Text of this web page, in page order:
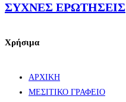
ΣΥΧΝΕΣ ΕΡΩΤΗΣΕΙΣ
Χρήσιμα
ΑΡΧΙΚΗ
ΜΕΣΙΤΙΚΟ ΓΡΑΦΕΙΟ